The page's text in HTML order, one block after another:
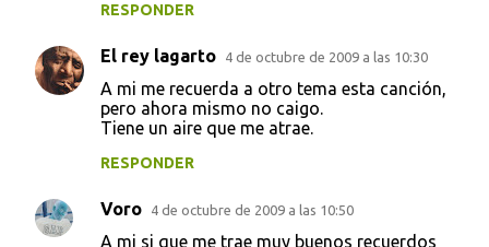
RESPONDER
El rey lagarto 4 de octubre de 2009 a las 10:30
A mi me recuerda a otro tema esta canción,
pero ahora mismo no caigo.
Tiene un aire que me atrae.
RESPONDER
Voro 4 de octubre de 2009 a las 10:50
A mi si que me trae muy buenos recuerdos